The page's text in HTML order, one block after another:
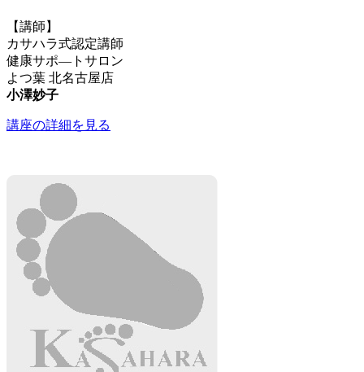
【講師】
カサハラ式認定講師
健康サポ―トサロン
よつ葉 北名古屋店
小澤妙子
講座の詳細を見る